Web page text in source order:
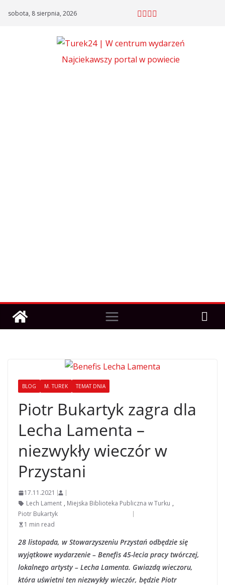
sobota, 8 sierpnia, 2026
Najciekawszy portal w powiecie
BLOG M. TUREK TEMAT DNIA
Piotr Bukartyk zagra dla
Lecha Lamenta –
niezwykły wieczór w
Przystani
17.11.2021
Lech Lament , Miejska Biblioteka Publiczna w Turku ,
Piotr Bukartyk
1 min read
28 listopada, w Stowarzyszeniu Przystań odbędzie się
wyjątkowe wydarzenie – Benefis 45-lecia pracy twórczej,
lokalnego artysty – Lecha Lamenta. Gwiazdą wieczoru,
która uświetni ten niezwykły wieczór, będzie Piotr